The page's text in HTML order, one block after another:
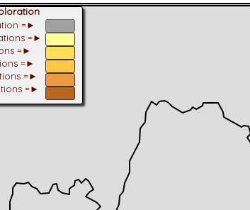
=►
=►
=►
=►
=►
=►